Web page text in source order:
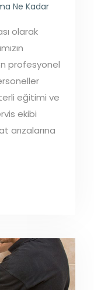
Ne Kadar
olarak
profesyonel
eğitimi ve
ekibi
arızalarına